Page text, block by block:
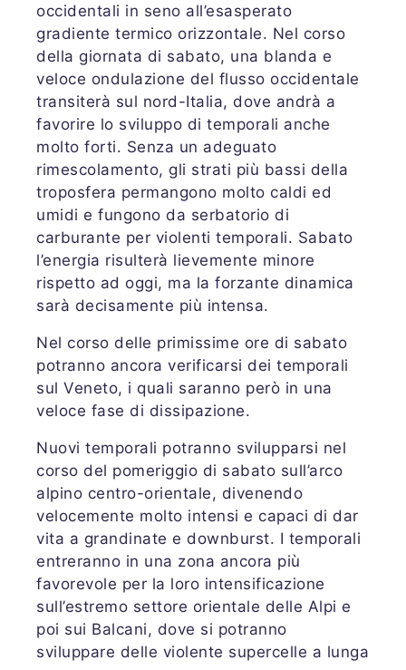
occidentali in seno all’esasperato
gradiente termico orizzontale. Nel corso
della giornata di sabato, una blanda e
veloce ondulazione del flusso occidentale
transiterà sul nord-Italia, dove andrà a
favorire lo sviluppo di temporali anche
molto forti. Senza un adeguato
rimescolamento, gli strati più bassi della
troposfera permangono molto caldi ed
umidi e fungono da serbatorio di
carburante per violenti temporali. Sabato
l’energia risulterà lievemente minore
rispetto ad oggi, ma la forzante dinamica
sarà decisamente più intensa.
Nel corso delle primissime ore di sabato
potranno ancora verificarsi dei temporali
sul Veneto, i quali saranno però in una
veloce fase di dissipazione.
Nuovi temporali potranno svilupparsi nel
corso del pomeriggio di sabato sull’arco
alpino centro-orientale, divenendo
velocemente molto intensi e capaci di dar
vita a grandinate e downburst. I temporali
entreranno in una zona ancora più
favorevole per la loro intensificazione
sull’estremo settore orientale delle Alpi e
poi sui Balcani, dove si potranno
sviluppare delle violente supercelle a lunga